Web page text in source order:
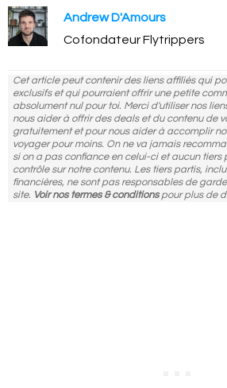
Andrew D'Amours
Cofondateur Flytrippers
Cet article peut contenir des liens affiliés qui
exclusifs et qui pourraient offrir une petite
absolument nul pour toi. Merci d'utiliser nos
nous aider à offrir des deals et du contenu de
gratuitement et pour nous aider à accomplir
voyager pour moins. On ne va jamais
si on a pas confiance en celui-ci et aucun
contrôle sur notre contenu. Les tiers partis,
financières, ne sont pas responsables de
site. Voir nos termes & conditionspour plus de